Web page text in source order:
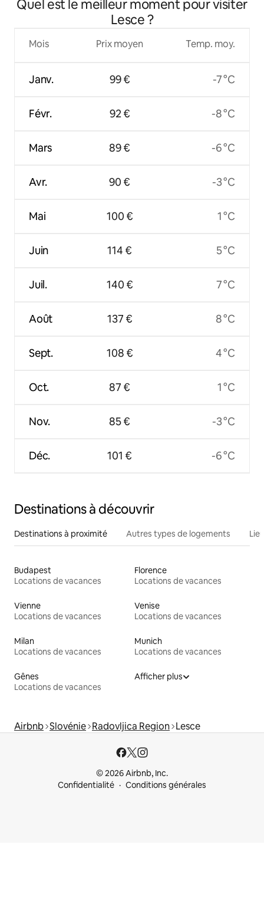
Quel est le meilleur moment pour visiter
Lesce ?
Mois
Janv.
Févr.
Mars
Avr.
Mai
Juin
Juil.
Août
Sept.
Oct.
Nov.
Déc.
Prix moyen
99 €
92 €
89 €
90 €
100 €
114 €
140 €
137 €
108 €
87 €
85 €
101 €
Temp. moy.
-7 °C
-8 °C
-6 °C
-3 °C
1 °C
5 °C
7 °C
8 °C
4 °C
1 °C
-3 °C
-6 °C
Destinations à découvrir
Destinations à proximité Autres types de logements
Budapest
Locations de vacances
Florence
Locations de vacances
Vienne
Locations de vacances
Venise
Locations de vacances
Milan
Locations de vacances
Munich
Locations de vacances
Gênes
Locations de vacances
Afficher plus
Airbnb Slovénie Radovljica Region Lesce
© 2026 Airbnb, Inc.
Confidentialité
Conditions générales